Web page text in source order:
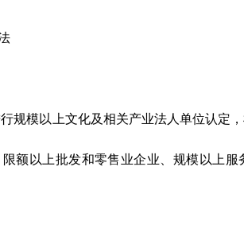
模以上文化及相关产业法人单位认定，
限额以上批发和零售业企业、规模以上